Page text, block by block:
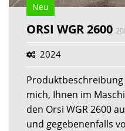
Neu
ORSI WGR 2600
2024
Produktbeschreibung
mich, Ihnen im
den Orsi WGR 2600
und gegebenenfalls